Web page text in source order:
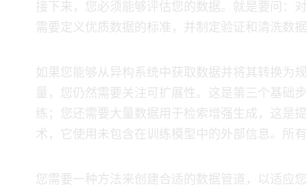
接下来，您必须能够评估您的数据。就是要问：“
需要定义优质数据的标准，并制定验证和清洗数
如果您能够从异构系统中获取数据并将其转换为
量，您仍然需要关注可扩展性。这是第三个基础
练；您还需要大量数据用于检索增强生成，这是
术，它使用未包含在训练模型中的外部信息。所
您需要一种方法来创建合适的数据管道，以适应